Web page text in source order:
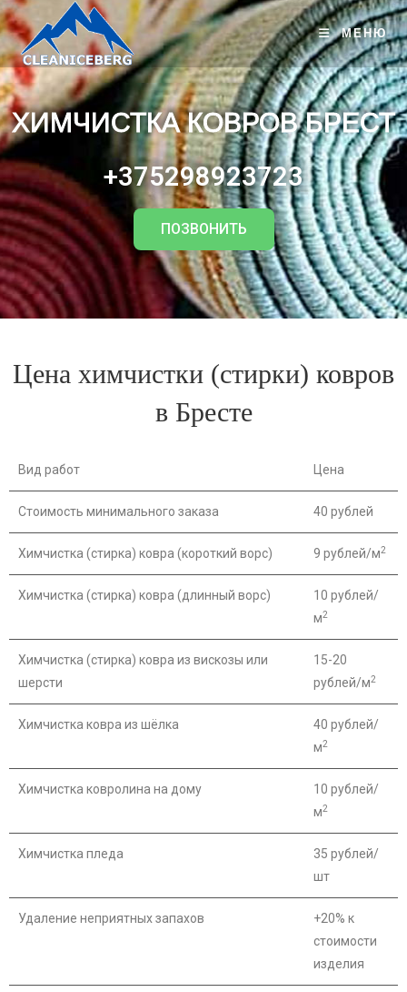
МЕНЮ
ХИМЧИСТКА КОВРОВ БРЕСТ
+375298923723
ПОЗВОНИТЬ
Цена химчистки (стирки) ковров
в Бресте
Вид работ Цена
Стоимость минимального заказа 40 рублей
Химчистка (стирка) ковра (короткий ворс) 9 рублей/м2
Химчистка (стирка) ковра (длинный ворс)
10 рублей/
м2
Химчистка (стирка) ковра из вискозы или
шерсти
15-20
рублей/м2
Химчистка ковра из шёлка
40 рублей/
м2
Химчистка ковролина на дому
10 рублей/
м2
Химчистка пледа
35 рублей/
шт
Удаление неприятных запахов
+20% к
стоимости
изделия